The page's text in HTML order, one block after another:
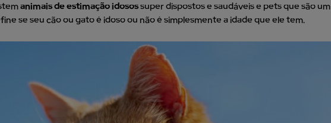
animais de estimação idosossuper dispostos e saudáveis e pets que são um
se seu cão ou gato é idoso ou não é simplesmente a idade que ele tem.